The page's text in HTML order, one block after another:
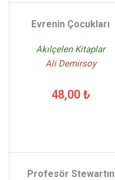
Evrenin Çocukları
Akılçelen Kitaplar
Ali Demirsoy
48,00 ₺
Profesör Stewartın